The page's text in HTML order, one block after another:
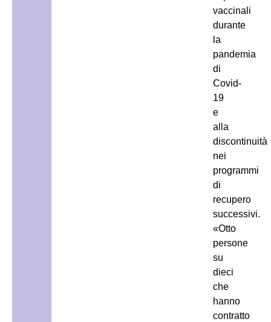
vaccinali
durante
la
pandemia
di
Covid-
19
e
alla
discontinuità
nei
programmi
di
recupero
successivi.
«Otto
persone
su
dieci
che
hanno
contratto